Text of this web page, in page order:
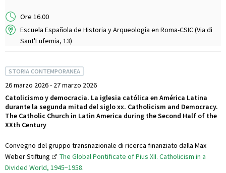
Ore 16.00
Escuela Española de Historia y Arqueología en Roma-CSIC (Via di
Sant'Eufemia, 13)
STORIA CONTEMPORANEA
26 marzo 2026 - 27 marzo 2026
Catolicismo y democracia. La iglesia católica en América Latina
durante la segunda mitad del siglo xx. Catholicism and Democracy.
The Catholic Church in Latin America during the Second Half of the
XXth Century
Convegno del gruppo transnazionale di ricerca finanziato dalla Max
Weber Stiftung
The Global Pontificate of Pius XII. Catholicism in a
Divided World, 1945−1958.